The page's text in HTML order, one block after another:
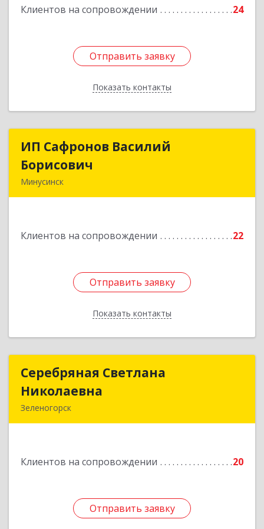
Клиентов на сопровождении 24
Отправить заявку
Показать контакты
Отправить заявку
Назад
ИП Сафронов Василий
Борисович
Минусинск
Клиентов на сопровождении 22
Отправить заявку
Показать контакты
ИП Сафронов Василий
Подробнее
Отправить заявку
Назад
Серебряная Светлана
Николаевна
Зеленогорск
Клиентов на сопровождении 20
Отправить заявку
Серебряная Светлана
Подробнее
Отправить заявку